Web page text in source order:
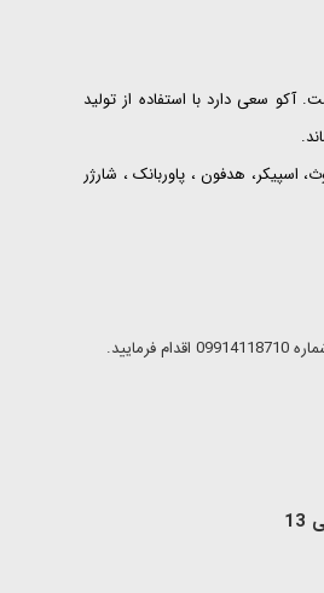
آکو سعی دارد با استفاده از تولید
اسپیکر، هدفون ، پاوربانک ، شارژر